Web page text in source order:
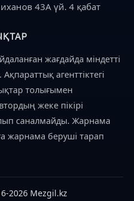
43А үй. 4 қабат
жағдайда міндетті
Ақпараттық агенттіктегі
толығымен
жеке пікірі
саналмайды. Жарнама
жарнама беруші тарап
2026 Mezgil.kz